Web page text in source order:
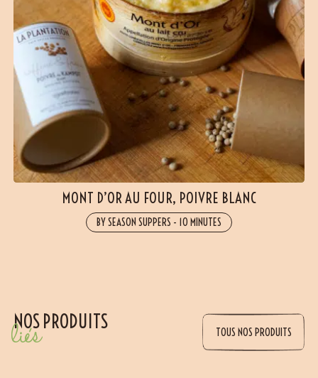
MONT D’OR AU FOUR, POIVRE BLANC
BY SEASON SUPPERS - 10 MINUTES
NOS PRODUITS
liés TOUS NOS PRODUITS